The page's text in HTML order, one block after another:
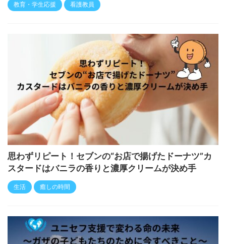
教育・学生応援 看護教員
思わずリピート！セブンの“お店で揚げたドーナツ”カ
スタードはバニラの香りと濃厚クリームが決め手
生活 癒しの時間